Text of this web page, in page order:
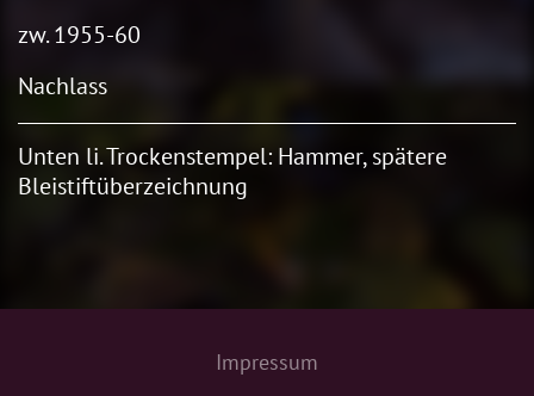
zw. 1955-60
Nachlass
Unten li. Trockenstempel: Hammer, spätere
Bleistiftüberzeichnung
Impressum